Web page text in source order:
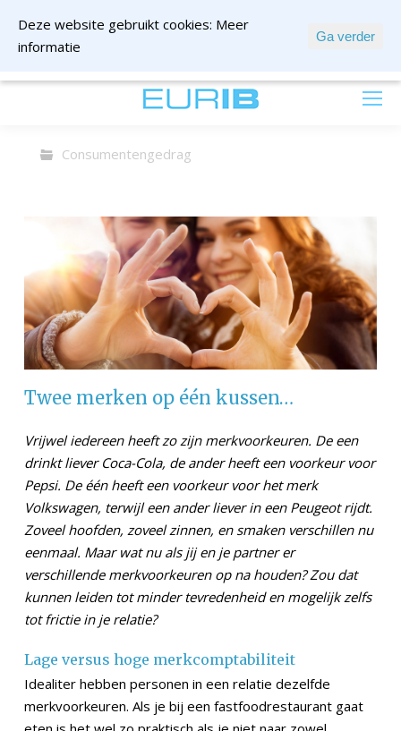
Consumentengedrag
Twee merken op één kussen…
Vrijwel iedereen heeft zo zijn merkvoorkeuren. De een
drinkt liever Coca-Cola, de ander heeft een voorkeur voor
Pepsi. De één heeft een voorkeur voor het merk
Volkswagen, terwijl een ander liever in een Peugeot rijdt.
Zoveel hoofden, zoveel zinnen, en smaken verschillen nu
eenmaal. Maar wat nu als jij en je partner er
verschillende merkvoorkeuren op na houden? Zou dat
kunnen leiden tot minder tevredenheid en mogelijk zelfs
tot frictie in je relatie?
Lage versus hoge merkcomptabiliteit
Idealiter hebben personen in een relatie dezelfde
merkvoorkeuren. Als je bij een fastfoodrestaurant gaat
Deze website gebruikt cookies: Meer
informatie
Ga verder